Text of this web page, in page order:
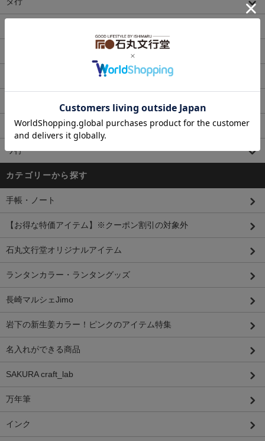
ラ行
ワ行
カテゴリーから探す
手帳・ノート
【お得な特価アイテム】※クーポン割引の対象外
石丸文行堂オリジナルアイテム
ランタンカラー・ランタングッズ
長崎マルシェJimo
岩下の新生姜カラー！ピンクのアイテム特集
名入れができる商品
SAKURA craft_lab
万年筆
インク